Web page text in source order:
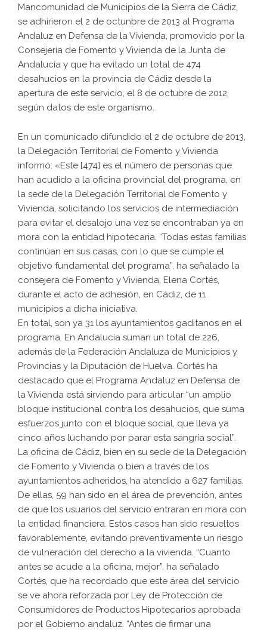
Mancomunidad de Municipios de la Sierra de Cádiz,
se adhirieron el 2 de octunbre de 2013 al Programa
Andaluz en Defensa de la Vivienda, promovido por la
Consejería de Fomento y Vivienda de la Junta de
Andalucía y que ha evitado un total de 474
desahucios en la provincia de Cádiz desde la
apertura de este servicio, el 8 de octubre de 2012,
según datos de este organismo.
En un comunicado difundido el 2 de octubre de 2013,
la Delegación Territorial de Fomento y Vivienda
informó: «Este [474] es el número de personas que
han acudido a la oficina provincial del programa, en
la sede de la Delegación Territorial de Fomento y
Vivienda, solicitando los servicios de intermediación
para evitar el desalojo una vez se encontraban ya en
mora con la entidad hipotecaria. “Todas estas familias
continúan en sus casas, con lo que se cumple el
objetivo fundamental del programa”, ha señalado la
consejera de Fomento y Vivienda, Elena Cortés,
durante el acto de adhesión, en Cádiz, de 11
municipios a dicha iniciativa.
En total, son ya 31 los ayuntamientos gaditanos en el
programa. En Andalucía suman un total de 226,
además de la Federación Andaluza de Municipios y
Provincias y la Diputación de Huelva. Cortés ha
destacado que el Programa Andaluz en Defensa de
la Vivienda está sirviendo para articular “un amplio
bloque institucional contra los desahucios, que suma
esfuerzos junto con el bloque social, que lleva ya
cinco años luchando por parar esta sangría social”.
La oficina de Cádiz, bien en su sede de la Delegación
de Fomento y Vivienda o bien a través de los
ayuntamientos adheridos, ha atendido a 627 familias.
De ellas, 59 han sido en el área de prevención, antes
de que los usuarios del servicio entraran en mora con
la entidad financiera. Estos casos han sido resueltos
favorablemente, evitando preventivamente un riesgo
de vulneración del derecho a la vivienda. “Cuanto
antes se acude a la oficina, mejor”, ha señalado
Cortés, que ha recordado que este área del servicio
se ve ahora reforzada por Ley de Protección de
Consumidores de Productos Hipotecarios aprobada
por el Gobierno andaluz. “Antes de firmar una